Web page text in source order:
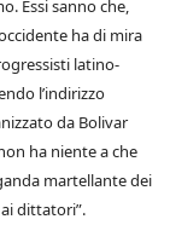
Essi sanno che,
ha di mira
latino-
l’indirizzo
da Bolivar
ha niente a che
martellante dei
dittatori”.